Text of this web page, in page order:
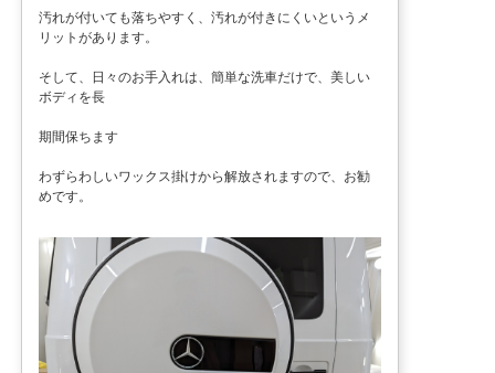
汚れが付いても落ちやすく、汚れが付きにくいというメ
リットがあります。
そして、日々のお手入れは、簡単な洗車だけで、美しい
ボディを長
期間保ちます
わずらわしいワックス掛けから解放されますので、お勧
めです。